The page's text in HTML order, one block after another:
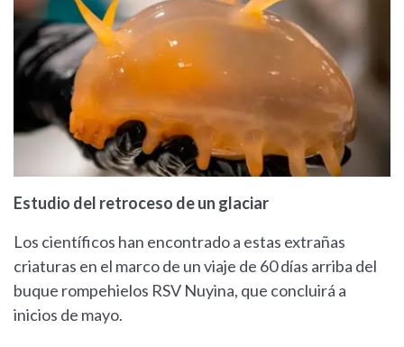
Estudio del retroceso de un glaciar
Los científicos han encontrado a estas extrañas
criaturas en el marco de un viaje de 60 días arriba del
buque rompehielos RSV Nuyina, que concluirá a
inicios de mayo.